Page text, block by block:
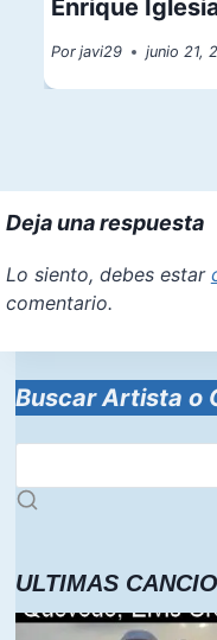
Enrique
Por javi29 junio 21,
Deja una respuesta
Lo siento, debes estar
comentario.
Buscar Artista o
ULTIMAS